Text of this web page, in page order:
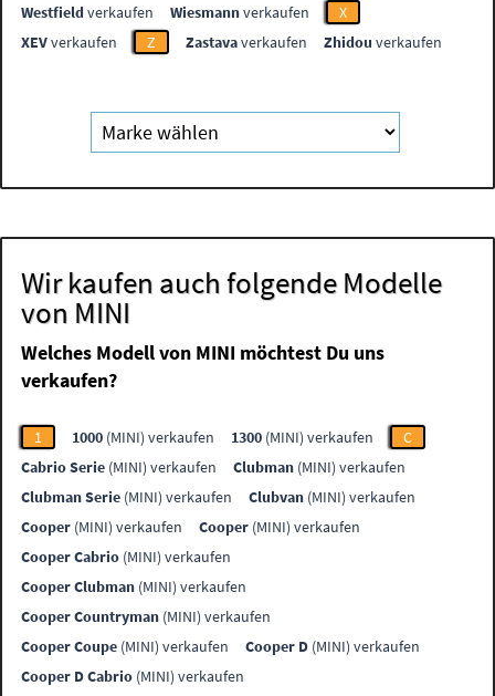
Westfieldverkaufen Wiesmannverkaufen
X
XEVverkaufen Z Zastavaverkaufen Zhidou verkaufen
Wir kaufen auch folgende Modelle
von MINI
Welches Modell von MINI möchtest Du uns
verkaufen?
1 1000 (MINI) verkaufen 1300 (MINI) verkaufen
C
Cabrio Serie (MINI) verkaufen Clubman (MINI) verkaufen
Clubman Serie (MINI) verkaufen Clubvan (MINI) verkaufen
Cooper (MINI) verkaufen Cooper (MINI) verkaufen
Cooper Cabrio (MINI) verkaufen
Cooper Clubman (MINI) verkaufen
Cooper Countryman (MINI) verkaufen
Cooper Coupe (MINI) verkaufen Cooper D (MINI) verkaufen
Cooper D Cabrio (MINI) verkaufen